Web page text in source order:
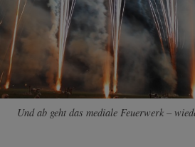
Und ab geht das mediale Feuerwerk –